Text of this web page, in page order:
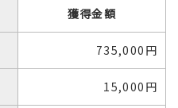
獲得金額
735,000円
15,000円